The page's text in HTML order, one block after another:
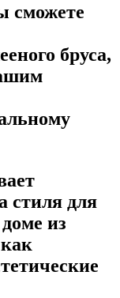
сможете
бруса,
стиля для
из